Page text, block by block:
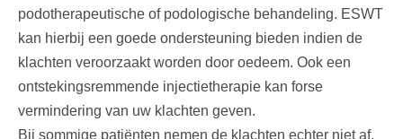
podotherapeutische of podologische behandeling. ESWT
kan hierbij een goede ondersteuning bieden indien de
klachten veroorzaakt worden door oedeem. Ook een
ontstekingsremmende injectietherapie kan forse
vermindering van uw klachten geven.
Bij sommige patiënten nemen de klachten echter niet af,